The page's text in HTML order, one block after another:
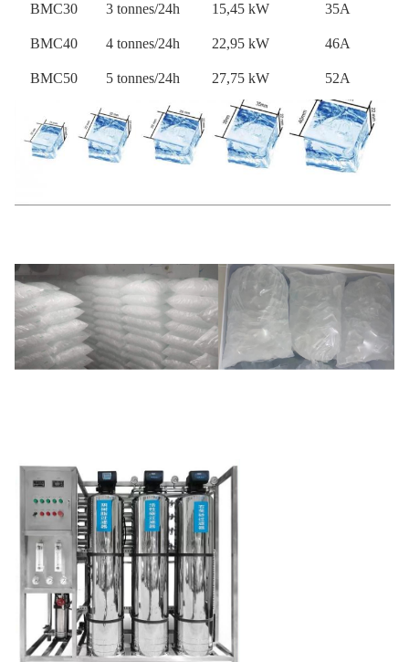
BMC30 3 tonnes/24h 15,45 kW 35A
BMC40 4 tonnes/24h 22,95 kW 46A
BMC50 5 tonnes/24h 27,75 kW 52A